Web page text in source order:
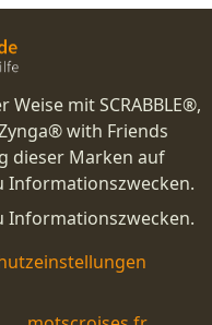
mit SCRABBLE®,
with Friends
dieser Marken auf
Informationszwecken.
Informationszwecken.